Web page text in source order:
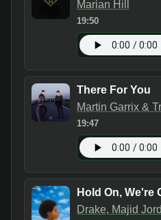
Marian Hill
19:50
There For You
Martin Garrix &
19:47
Hold On, We're
Drake, Majid